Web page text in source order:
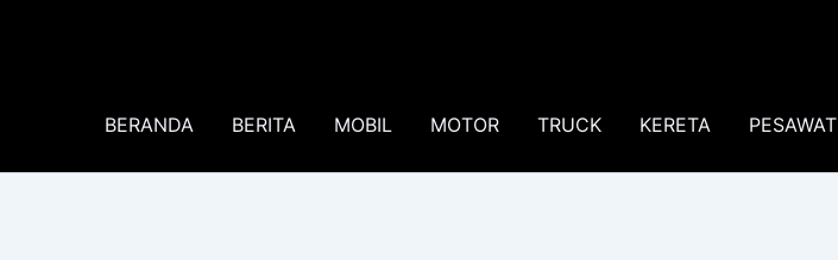
BERANDA BERITA MOBIL MOTOR TRUCK KERETA PESAWAT